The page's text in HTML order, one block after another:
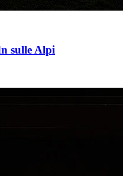
sulle Alpi